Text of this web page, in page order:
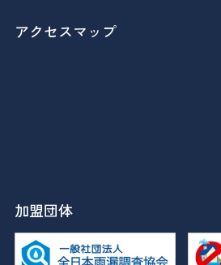
アクセスマップ
加盟団体